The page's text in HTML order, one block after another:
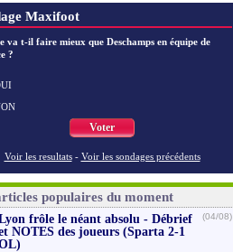
: une nouvelle offre pour Vinicius
: Cabral a prolongé (officiel)
: 3 joueurs écartés du groupe pro
Maxifoot
va t-il faire mieux que Deschamps en équipe de
?
Voter
Voir les resultats - Voir les sondages précédents
populaires du moment
frôle le néant absolu - Débrief
NOTES des joueurs (Sparta 2-1
(04/08)